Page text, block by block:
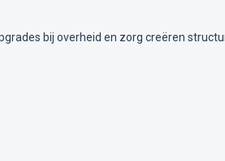
bij overheid en zorg creëren